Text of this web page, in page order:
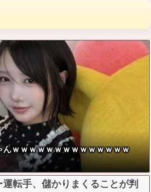
ｗｗｗｗｗｗｗｗｗｗｗｗｗｗ
運転手、儲かりまくることが判